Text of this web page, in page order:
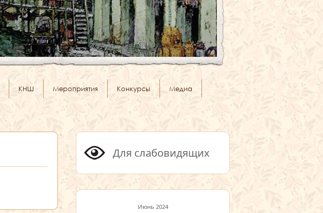
КНШ Мероприятия Конкурсы Медиа
Для слабовидящих
Июнь 2024